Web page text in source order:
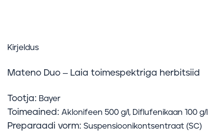
Kirjeldus
Mateno Duo – Laia toimespektriga herbitsiid
Tootja: Bayer
Toimeained: Aklonifeen 500 g/l, Diflufenikaan 100 g/l
Preparaadi vorm: Suspensioonikontsentraat (SC)